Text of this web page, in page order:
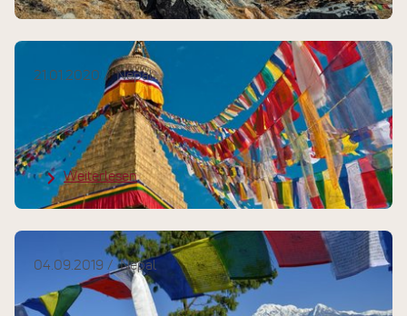
Nepal
21.01.2020
Feedback: Yoga, Meditation und
Bergwandern in Nepal
Weiterlesen
Nepal
04.09.2019
Kunden-Reisebericht: